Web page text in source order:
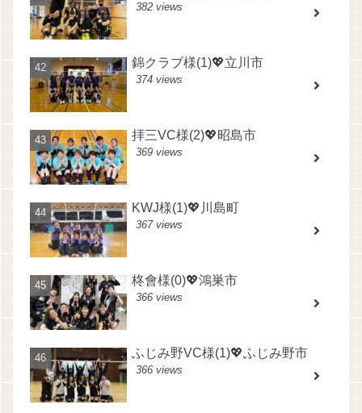
382 views
錦クラブ様(1)💖立川市
374 views
拝三VC様(2)💖昭島市
369 views
KWJ様(1)💖川島町
367 views
柊會様(0)💖鴻巣市
366 views
ふじみ野VC様(1)💖ふじみ野市
366 views